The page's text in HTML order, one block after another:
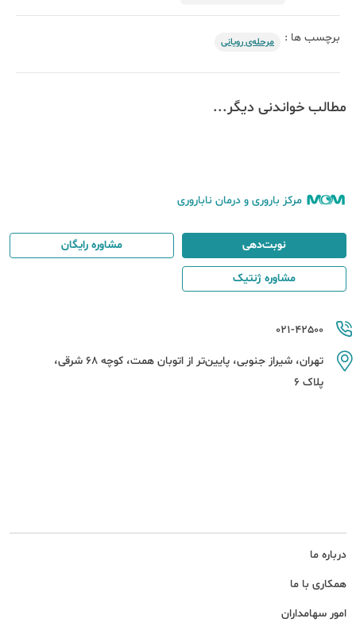
برچسب ها : مرحله‌ی رویانی
مطالب خواندنی دیگر...
مرکز باروری و درمان ناباروری
درباره ما
همکاری با ما
امور سهامداران
021-42500
تهران، شیراز جنوبی، پایین‌تر از اتوبان همت، کوچه 68 شرقی،
پلاک 6
نوبت‌دهی مشاوره رایگان
مشاوره ژنتیک